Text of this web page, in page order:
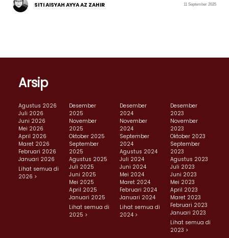
SITI AISYAH AYYA AZ ZAHIR 11 September 2025
Arsip
Agustus 2026
Juli 2026
Juni 2026
Mei 2026
April 2026
Maret 2026
Februari 2026
Januari 2026
Lihat semua di
2026 >
Desember
2025
November
2025
Oktober 2025
September
2025
Agustus 2025
Juli 2025
Juni 2025
Mei 2025
April 2025
Januari 2025
Lihat semua di
2025 >
Desember
2024
November
2024
September
2024
Agustus 2024
Juli 2024
Juni 2024
Mei 2024
Maret 2024
Februari 2024
Januari 2024
Lihat semua di
2024 >
Desember
2023
November
2023
Oktober 2023
September
2023
Agustus 2023
Juli 2023
Juni 2023
Mei 2023
April 2023
Maret 2023
Februari 2023
Januari 2023
Lihat semua di
2023 >